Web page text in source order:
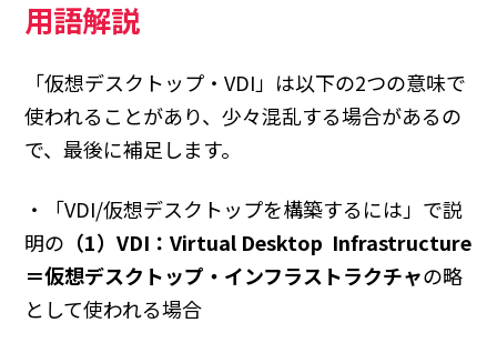
用語解説
「仮想デスクトップ・VDI」は以下の2つの意味で
使われることがあり、少々混乱する場合があるの
で、最後に補足します。
・「VDI/仮想デスクトップを構築するには」で説
明の （1）VDI：Virtual Desktop Infrastructure
＝仮想デスクトップ・インフラストラクチャの略
として使われる場合